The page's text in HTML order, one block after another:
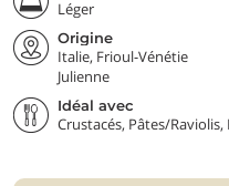
Léger
Origine
Italie, Frioul-Vénétie
Julienne
Idéal avec
Crustacés, Pâtes/